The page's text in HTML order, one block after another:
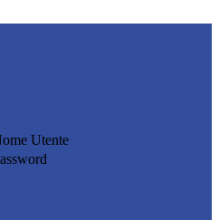
Utente